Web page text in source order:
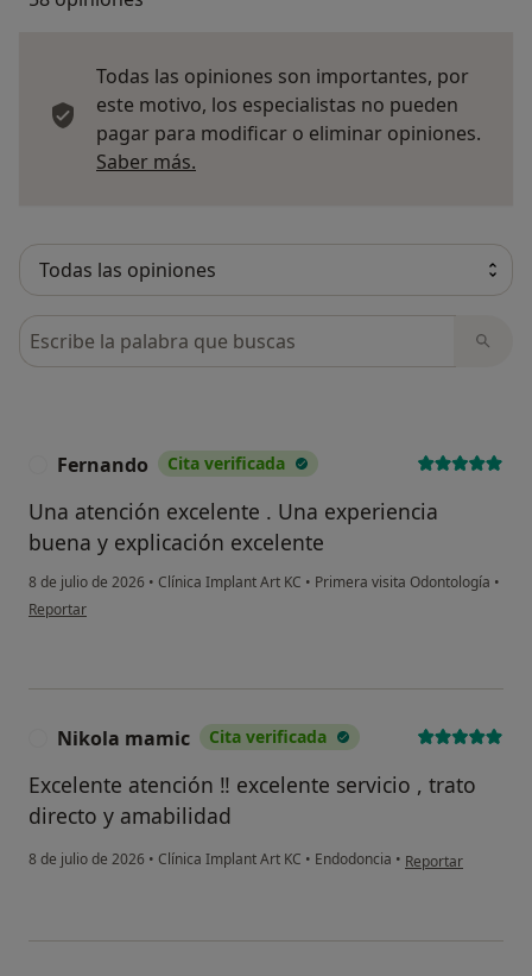
Todas las opiniones son importantes, por
este motivo, los especialistas no pueden
pagar para modificar o eliminar opiniones.
Saber más.
Busca en opiniones
Fernando Cita verificada
Una atención excelente . Una experiencia
buena y explicación excelente
8 de julio de 2026 • Clínica Implant Art KC • Primera visita Odontología •
en opinión del usuario Fernando
Reportar
Nikola mamic Cita verificada
Excelente atención ‼ excelente servicio , trato
directo y amabilidad
8 de julio de 2026 • Clínica Implant Art KC • Endodoncia • en opinión del
Reportar